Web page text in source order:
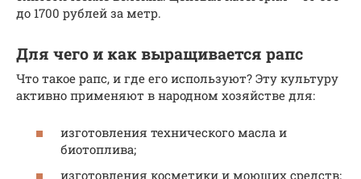
до 1700 рублей за метр.
Для чего и как выращивается рапс
Что такое рапс, и где его используют? Эту культуру
активно применяют в народном хозяйстве для:
изготовления технического масла и
биотоплива;
изготовления косметики и моющих средств;